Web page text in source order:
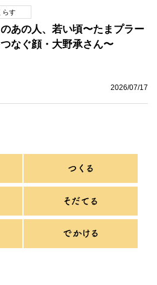
らす
あの人、若い頃〜たまプラー
なぐ顔・大野承さん〜
2026/07/17